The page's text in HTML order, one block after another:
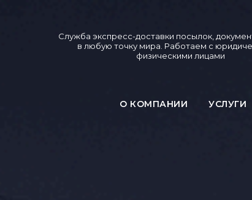
Служба экспресс-доставки посылок,
в любую точку мира. Работаем с
физическими лицами
О КОМПАНИИ УСЛУГИ